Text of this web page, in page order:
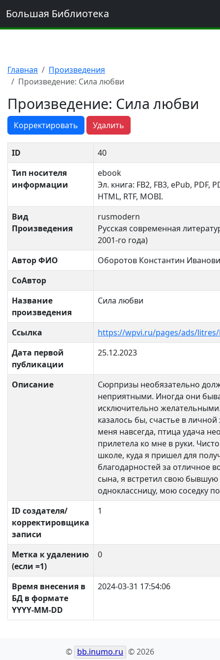
Большая Библиотека
Главная
Произведения
Произведение: Сила любви
Произведение: Сила любви
Корректировать Удалить
ID
40
Тип носителя
информации
ebook
Эл. книга: FB2, FB3, ePub, PDF,
HTML, RTF, MOBI.
Вид
Произведения
rusmodern
Русская современная
2001-го года)
Автор ФИО
Оборотов Константин
СоАвтор
Название
произведения
Сила любви
Ссылка
https://wpvi.ru/pages/ads/
Дата первой
публикации
25.12.2023
Описание
Сюрпризы необязательно
неприятными. Иногда они
исключительно
казалось бы, счастье в
меня навсегда, птица удача
прилетела ко мне в руки.
школе, куда я пришел для
благодарностей за отличное
сына, я встретил свою бывшую
одноклассницу, мою соседку
ID создателя/
корректировщика
записи
1
Метка к удалению
(если =1)
0
Время внесения в
БД в формате
YYYY-MM-DD
2024-03-31 17:54:06
© bb.inumo.ru © 2026